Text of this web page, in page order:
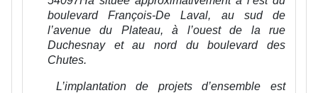
boulevard François-De Laval, au sud de
l’avenue du Plateau, à l’ouest de la rue
Duchesnay et au nord du boulevard des
Chutes.
L’implantation de projets d’ensemble est